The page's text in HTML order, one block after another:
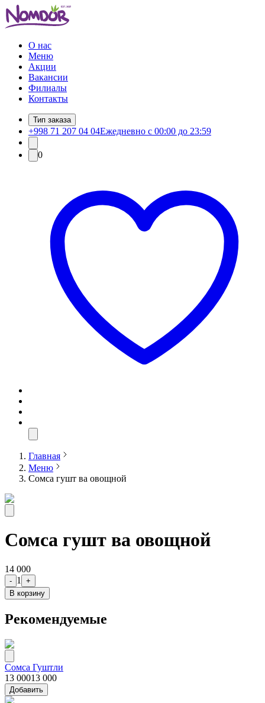
О нас
Меню
Акции
Вакансии
Филиалы
Контакты
Тип заказа
+998 71 207 04 04Ежедневно с 00:00 до 23:59
0
Главная
Меню
Сомса гушт ва овощной
Сомса гушт ва овощной
14 000
- 1
+
В корзину
Рекомендуемые
Сомса Гуштли
13 00013 000
Добавить